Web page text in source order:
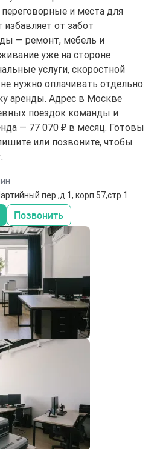
переговорные и места для
от забот
— ремонт, мебель и
уже на стороне
услуги, скоростной
нужно оплачивать отдельно:
аренды. Адрес в Москве
поездок команды и
— 77 070 ₽ в месяц. Готовы
или позвоните, чтобы
пер.,д.1, корп.57,стр.1
Позвонить